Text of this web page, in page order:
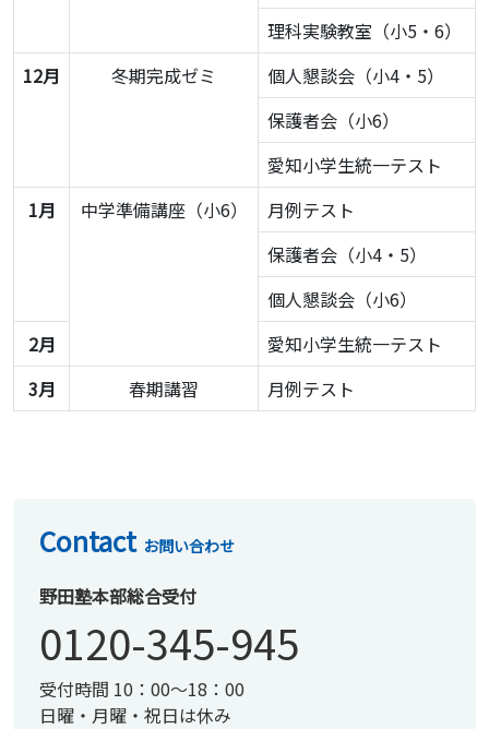
理科実験教室（小5・6）
12月
冬期完成ゼミ
個人懇談会（小4・5）
保護者会（小6）
愛知小学生統一テスト
1月
中学準備講座（小6）
月例テスト
保護者会（小4・5）
個人懇談会（小6）
2月
愛知小学生統一テスト
3月
春期講習 月例テスト
Contact お問い合わせ
野田塾本部総合受付
0120-345-945
受付時間 10：00～18：00
日曜・月曜・祝日は休み